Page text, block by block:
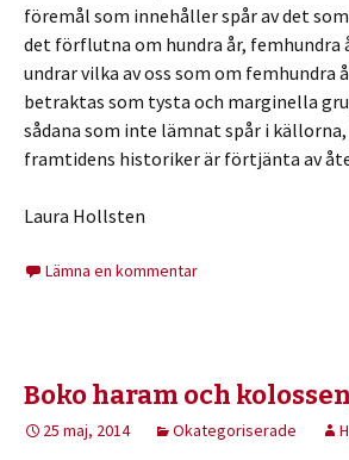
föremål som innehåller spår av det
det förflutna om hundra år, femhundra
undrar vilka av oss som om femhundra
betraktas som tysta och marginella
sådana som inte lämnat spår i
framtidens historiker är förtjänta av
Laura Hollsten
Lämna en kommentar
Boko haram och
25 maj, 2014 Okategoriserade